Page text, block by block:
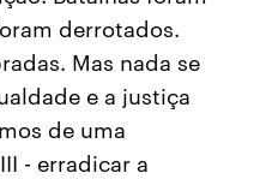
derrotados.
Mas nada se
e a justiça
de uma
- erradicar a